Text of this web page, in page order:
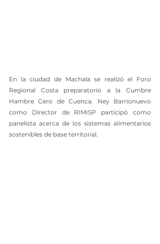
En la ciudad de Machala se realizó el Foro
Regional Costa preparatorio a la Cumbre
Hambre Cero de Cuenca. Ney Barrionuevo
como Director de RIMISP participó como
panelista acerca de los sistemas alimentarios
sostenibles de base territorial.